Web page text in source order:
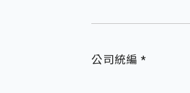
公司統編 *